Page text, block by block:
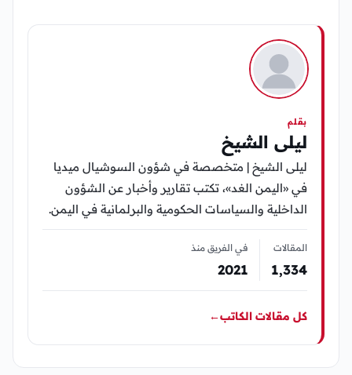
بقلم
ليلى الشيخ
ليلى الشيخ | متخصصة في شؤون السوشيال ميديا
في «اليمن الغد»، تكتب تقارير وأخبار عن الشؤون
الداخلية والسياسات الحكومية والبرلمانية في اليمن.
المقالات
1٬334
في الفريق منذ
2021
كل مقالات الكاتب←